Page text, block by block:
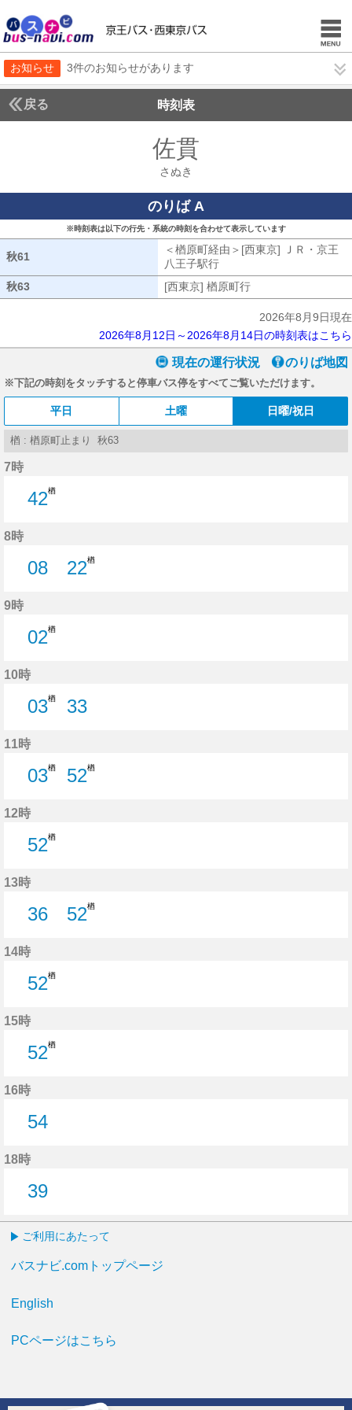
お知らせ 3件のお知らせがあります
戻る 時刻表
佐貫
さぬき
のりば A
※時刻表は以下の行先・系統の時刻を合わせて表示しています
秋61
＜楢原町経由＞[西東京] ＪＲ・京王
八王子駅行
秋63
[西東京] 楢原町行
2026年8月9日現在
2026年8月12日～2026年8月14日の時刻表はこちら
現在の運行状況 のりば地図
※下記の時刻をタッチすると停車バス停をすべてご覧いただけます。
平日 土曜 日曜/祝日
楢 : 楢原町止まり 秋63
7時
42楢
8時
08
22楢
9時
02楢
10時
03楢
33
11時
03楢
52楢
12時
52楢
13時
36
52楢
14時
52楢
15時
52楢
16時
54
18時
39
ご利用にあたって
バスナビ.comトップページ
English
PCページはこちら